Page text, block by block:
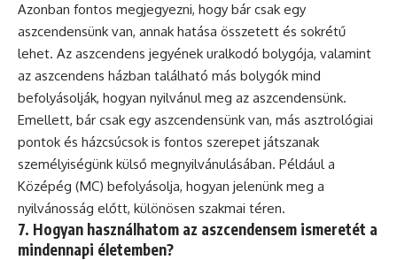
Azonban fontos megjegyezni, hogy bár csak egy
aszcendensünk van, annak hatása összetett és sokrétű
lehet. Az aszcendens jegyének uralkodó bolygója, valamint
az aszcendens házban található más bolygók mind
befolyásolják, hogyan nyilvánul meg az aszcendensünk.
Emellett, bár csak egy aszcendensünk van, más asztrológiai
pontok és házcsúcsok is fontos szerepet játszanak
személyiségünk külső megnyilvánulásában. Például a
Középég (MC) befolyásolja, hogyan jelenünk meg a
nyilvánosság előtt, különösen szakmai téren.
7. Hogyan használhatom az aszcendensem ismeretét a
mindennapi életemben?